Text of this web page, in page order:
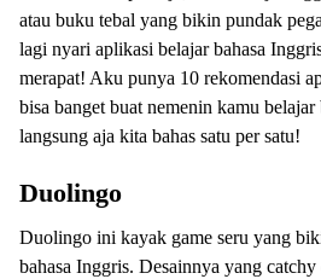
atau buku tebal yang bikin pundak
lagi nyari aplikasi belajar bahasa
merapat! Aku punya 10 rekomendasi
bisa banget buat nemenin kamu
langsung aja kita bahas satu per satu!
Duolingo
Duolingo ini kayak game seru yang
bahasa Inggris. Desainnya yang